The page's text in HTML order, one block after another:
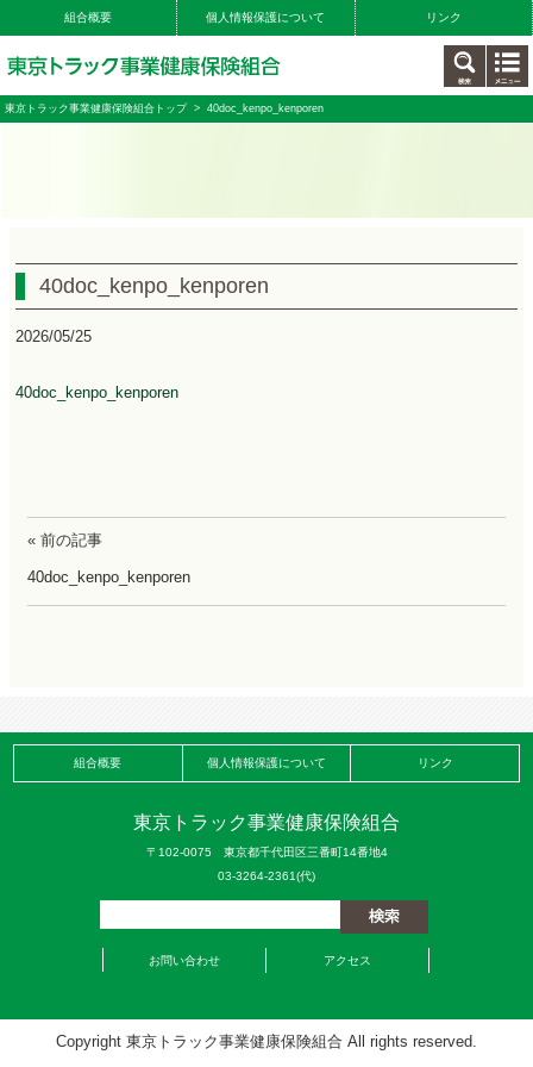
組合概要 個人情報保護について リンク
東京トラック事業健康保険組合トップ> 40doc_kenpo_kenporen
40doc_kenpo_kenporen
2026/05/25
40doc_kenpo_kenporen
« 前の記事
40doc_kenpo_kenporen
組合概要 個人情報保護について リンク
東京トラック事業健康保険組合
〒102-0075 東京都千代田区三番町14番地4
03-3264-2361(代)
お問い合わせ アクセス
Copyright 東京トラック事業健康保険組合 All rights reserved.